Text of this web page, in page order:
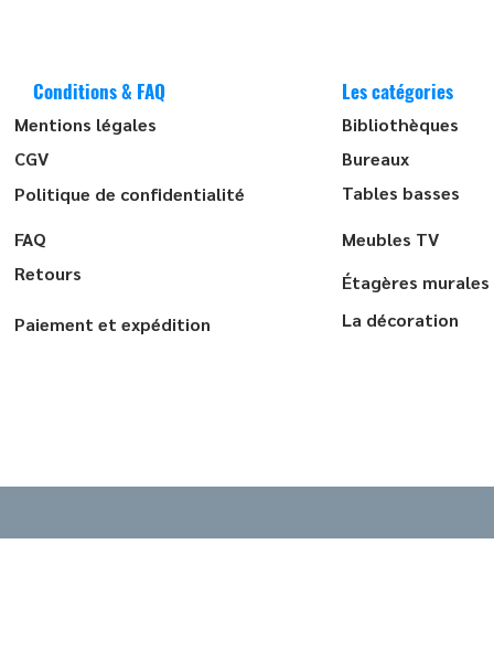
Conditions & FAQ
Mentions légales
CGV
Politique de confidentialité
FAQ
Retours
Paiement et expédition
Les catégories
Bibliothèques
Bureaux
Tables basses
Meubles TV
Étagères murales
La décoration